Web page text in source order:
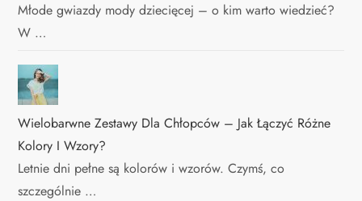
Młode gwiazdy mody dziecięcej – o kim warto wiedzieć?
W …
Wielobarwne Zestawy Dla Chłopców – Jak Łączyć Różne
Kolory I Wzory?
Letnie dni pełne są kolorów i wzorów. Czymś, co
szczególnie …